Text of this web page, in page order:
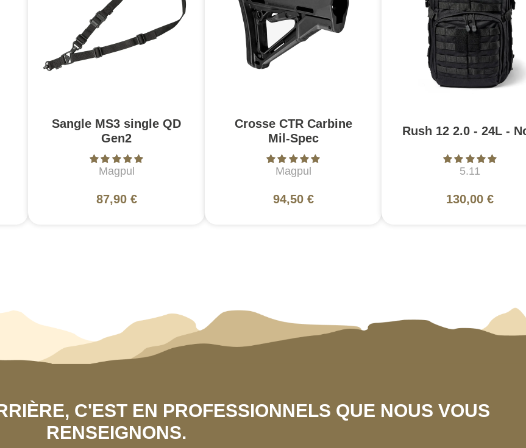
Sangle MS3 single QD
Gen2
Magpul
87,90 €
Crosse CTR Carbine
Mil-Spec
Magpul
94,50 €
Rush 12 2.0 - 24L -
5.11
130,00 €
C'EST EN PROFESSIONNELS QUE NOUS VOUS
RENSEIGNONS.